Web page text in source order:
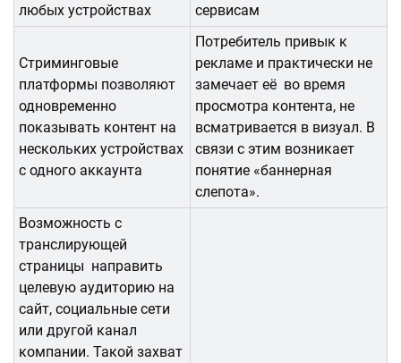
любых устройствах
сервисам
Стриминговые
платформы позволяют
одновременно
показывать контент на
нескольких устройствах
с одного аккаунта
Потребитель привык к
рекламе и практически не
замечает её во время
просмотра контента, не
всматривается в визуал. В
связи с этим возникает
понятие «‎баннерная
слепота»‎.
Возможность с
транслирующей
страницы направить
целевую аудиторию на
сайт, социальные сети
или другой канал
компании. Такой захват